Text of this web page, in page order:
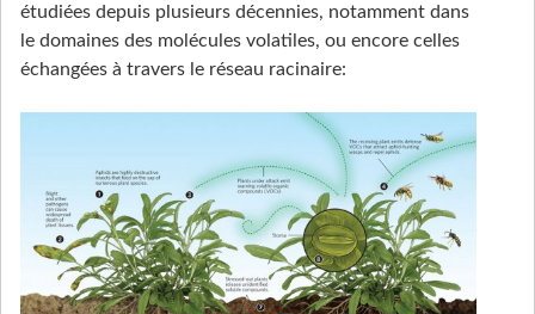
étudiées depuis plusieurs décennies, notamment dans
le domaines des molécules volatiles, ou encore celles
échangées à travers le réseau racinaire: